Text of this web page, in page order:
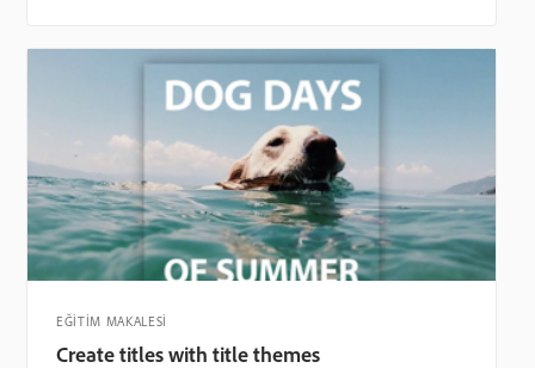
EĞİTİM MAKALESİ
Create titles with title themes